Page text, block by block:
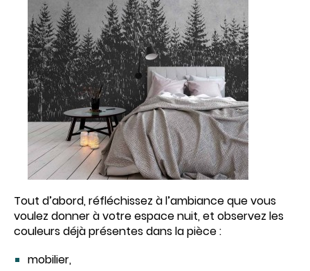
Tout d’abord, réfléchissez à l’ambiance que vous
voulez donner à votre espace nuit, et observez les
couleurs déjà présentes dans la pièce :
mobilier,